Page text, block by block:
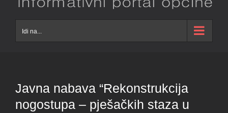
Idi na...
Javna nabava “Rekonstrukcija
nogostupa – pješačkih staza u